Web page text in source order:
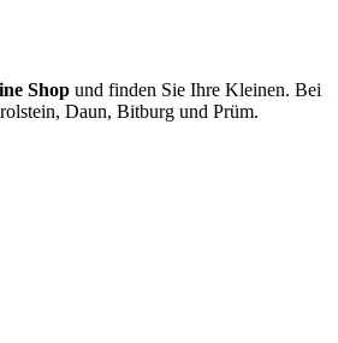
Shopund finden Sie Ihre Kleinen. Bei
Daun, Bitburg und Prüm.